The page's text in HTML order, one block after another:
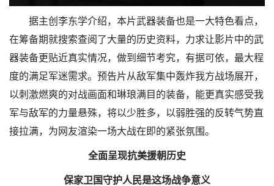
据主创李东学介绍，本片武器装备也是一大特色看点，
在筹备期就搜索查阅了大量的历史资料，力求让影片中的武
器装备更贴近真实情况，做到细节考究，有据可依，最大程
度的满足军迷需求。预告片从敌军集中轰炸我方战场展开，
以刺激燃爽的对战画面和琳琅满目的装备，能更真实感受我
军与敌军的力量悬殊，将以少胜多，以弱胜强的反转气势直
接拉满，为网友渲染一场大战在即的紧张氛围。
全面呈现抗美援朝历史
保家卫国守护人民是这场战争意义